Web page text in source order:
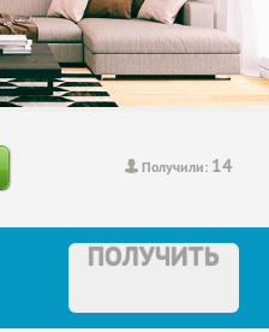
Получили: 14
ПОЛУЧИТЬ